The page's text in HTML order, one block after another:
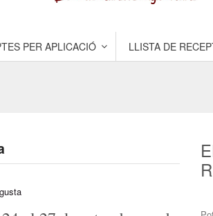
PER APLICACIÓ LLISTA DE